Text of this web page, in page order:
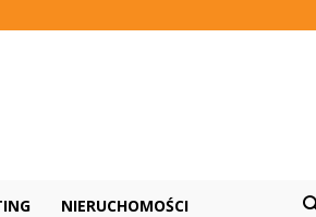
NIERUCHOMOŚCI